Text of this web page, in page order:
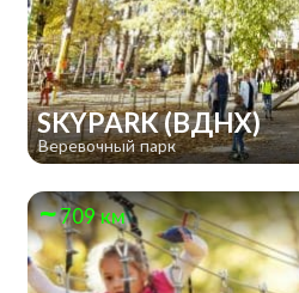
SKYPARK (ВДНХ)
Веревочный парк
709 км